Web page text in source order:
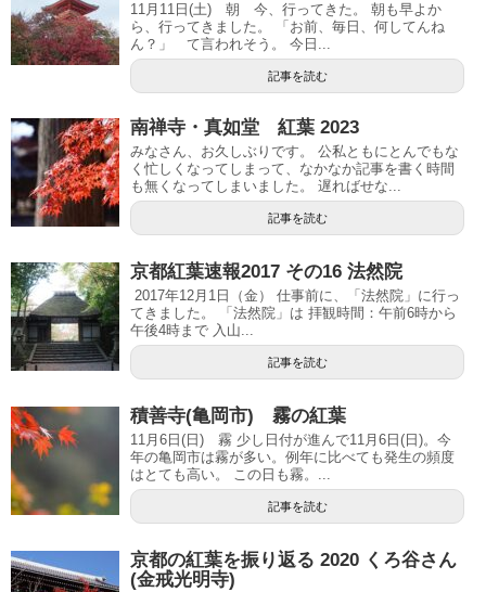
11月11日(土) 朝 今、行ってきた。 朝も早よか
ら、行ってきました。 「お前、毎日、何してんね
ん？」 て言われそう。 今日...
記事を読む
南禅寺・真如堂 紅葉 2023
みなさん、お久しぶりです。 公私ともにとんでもな
く忙しくなってしまって、なかなか記事を書く時間
も無くなってしまいました。 遅ればせな...
記事を読む
京都紅葉速報2017 その16 法然院
2017年12月1日（金） 仕事前に、「法然院」に行っ
てきました。 「法然院」は 拝観時間：午前6時から
午後4時まで 入山...
記事を読む
積善寺(亀岡市) 霧の紅葉
11月6日(日) 霧 少し日付が進んで11月6日(日)。今
年の亀岡市は霧が多い。例年に比べても発生の頻度
はとても高い。 この日も霧。...
記事を読む
京都の紅葉を振り返る 2020 くろ谷さん
(金戒光明寺)